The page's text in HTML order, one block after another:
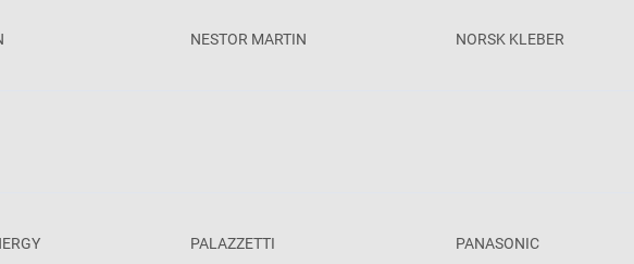
NESTOR MARTIN NORSK KLEBER
PALAZZETTI PANASONIC